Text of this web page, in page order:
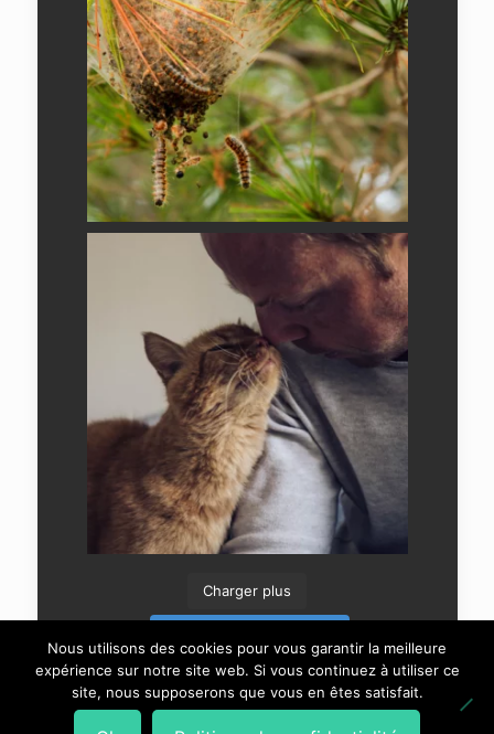
Charger plus
Nous utilisons des cookies pour vous garantir la meilleure
expérience sur notre site web. Si vous continuez à utiliser ce
site, nous supposerons que vous en êtes satisfait.